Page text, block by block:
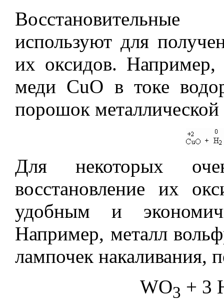
используют для
их оксидов. Например,
меди CuO в токе
порошок
Для некоторых
восстановление их
удобным и
Например, металл
лампочек
WO3 + 3